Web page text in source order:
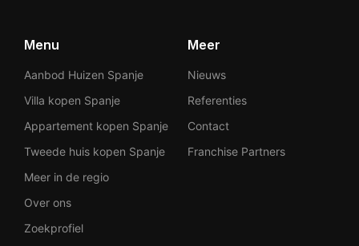
Menu
Aanbod Huizen Spanje
Villa kopen Spanje
Appartement kopen Spanje
Tweede huis kopen Spanje
Meer in de regio
Over ons
Zoekprofiel
Meer
Nieuws
Referenties
Contact
Franchise Partners